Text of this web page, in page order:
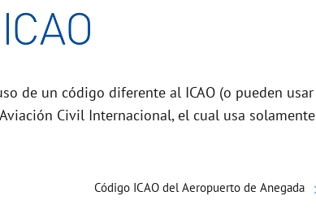
de un código diferente al ICAO (o pueden usar
Civil Internacional, el cual usa solamente
Código ICAO del Aeropuerto de Anegada